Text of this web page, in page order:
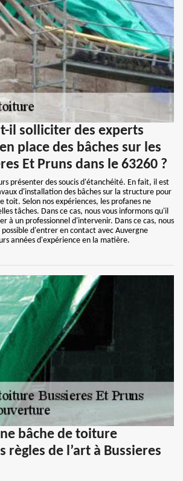
il solliciter des experts
place des bâches sur les
Et Pruns dans le 63260 ?
présenter des soucis d'étanchéité. En fait, il est
d'installation des bâches sur la structure pour
toit. Selon nos expériences, les profanes ne
tâches. Dans ce cas, nous vous informons qu'il
à un professionnel d'intervenir. Dans ce cas, nous
d'entrer en contact avec Auvergne
années d'expérience en la matière.
bâche de toiture
règles de l’art à Bussieres